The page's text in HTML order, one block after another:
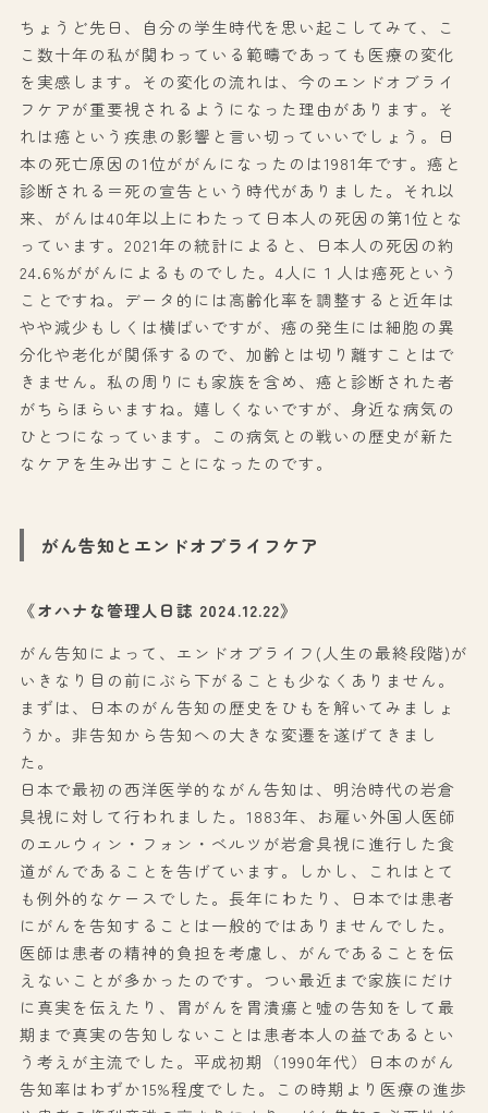
ちょうど先日、自分の学生時代を思い起こしてみて、こ
こ数十年の私が関わっている範疇であっても医療の変化
を実感します。その変化の流れは、今のエンドオブライ
フケアが重要視されるようになった理由があります。そ
れは癌という疾患の影響と言い切っていいでしょう。日
本の死亡原因の1位ががんになったのは1981年です。癌と
診断される＝死の宣告という時代がありました。それ以
来、がんは40年以上にわたって日本人の死因の第1位とな
っています。2021年の統計によると、日本人の死因の約
24.6%ががんによるものでした。4人に１人は癌死という
ことですね。データ的には高齢化率を調整すると近年は
やや減少もしくは横ばいですが、癌の発生には細胞の異
分化や老化が関係するので、加齢とは切り離すことはで
きません。私の周りにも家族を含め、癌と診断された者
がちらほらいますね。嬉しくないですが、身近な病気の
ひとつになっています。この病気との戦いの歴史が新た
なケアを生み出すことになったのです。
がん告知とエンドオブライフケア
《オハナな管理人日誌 2024.12.22》
がん告知によって、エンドオブライフ(人生の最終段階)が
いきなり目の前にぶら下がることも少なくありません。
まずは、日本のがん告知の歴史をひもを解いてみましょ
うか。非告知から告知への大きな変遷を遂げてきまし
た。
日本で最初の西洋医学的ながん告知は、明治時代の岩倉
具視に対して行われました。1883年、お雇い外国人医師
のエルウィン・フォン・ベルツが岩倉具視に進行した食
道がんであることを告げています。しかし、これはとて
も例外的なケースでした。長年にわたり、日本では患者
にがんを告知することは一般的ではありませんでした。
医師は患者の精神的負担を考慮し、がんであることを伝
えないことが多かったのです。つい最近まで家族にだけ
に真実を伝えたり、胃がんを胃潰瘍と嘘の告知をして最
期まで真実の告知しないことは患者本人の益であるとい
う考えが主流でした。平成初期（1990年代）日本のがん
告知率はわずか15%程度でした。この時期より医療の進歩